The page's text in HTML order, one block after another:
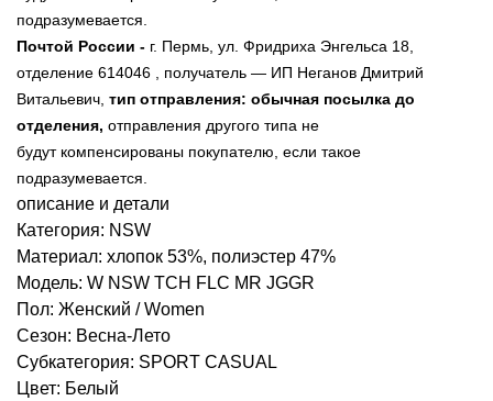
подразумевается.
Почтой России - г. Пермь, ул. Фридриха Энгельса 18
отделение 614046
, получатель — ИП Неганов Дмитрий
Витальевич, тип отправления: обычная посылка до
отделения, отправления другого типа не
будут компенсированы покупателю, если такое
подразумевается.
описание и детали
Категория: NSW
Материал: хлопок 53%, полиэстер 47%
Модель: W NSW TCH FLC MR JGGR
Пол: Женский / Women
Сезон: Весна-Лето
Субкатегория: SPORT CASUAL
Цвет: Белый